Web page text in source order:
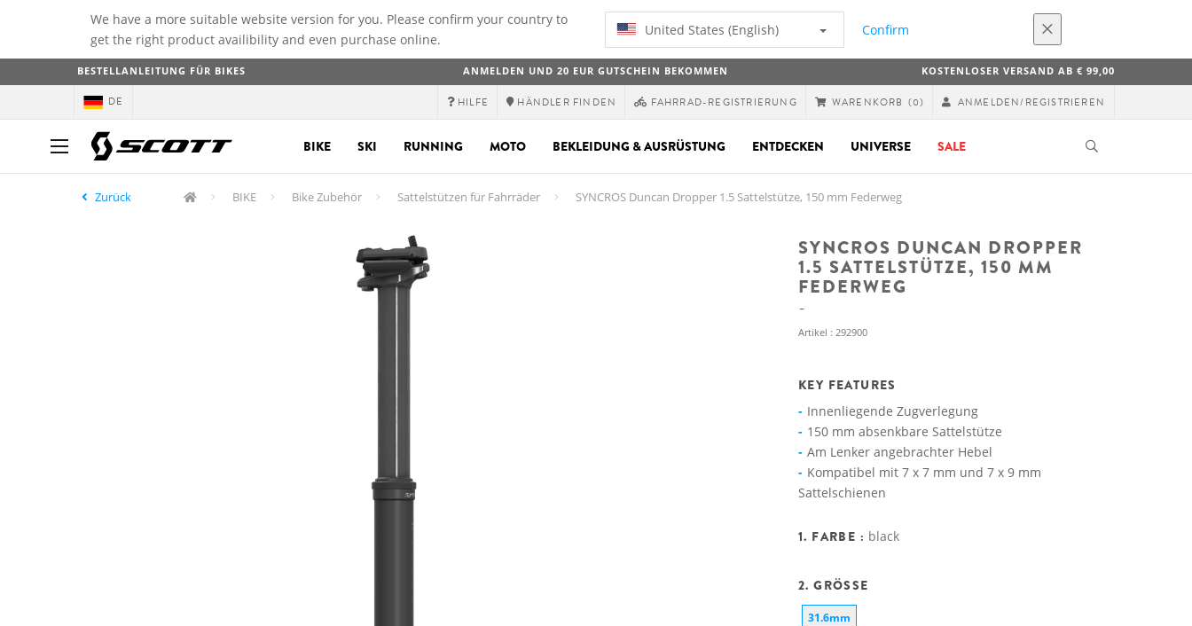
We have a more suitable website version for you. Please confirm your country to
get the right product availibility and even purchase online.
United States (English) Confirm
BESTELLANLEITUNG FÜR BIKES ANMELDEN UND 20 EUR GUTSCHEIN BEKOMMEN KOSTENLOSER VERSAND AB € 99,00
DE HILFE HÄNDLER FINDEN FAHRRAD-REGISTRIERUNG WARENKORB (0) ANMELDEN/REGISTRIEREN
BIKE SKI RUNNING MOTO BEKLEIDUNG & AUSRÜSTUNG ENTDECKEN UNIVERSE SALE
Zurück BIKE Bike Zubehör Sattelstützen für Fahrräder SYNCROS Duncan Dropper 1.5 Sattelstütze, 150 mm Federweg
SYNCROS DUNCAN DROPPER
1.5 SATTELSTÜTZE, 150 MM
FEDERWEG
Artikel : 292900
KEY FEATURES
Innenliegende Zugverlegung
150 mm absenkbare Sattelstütze
Am Lenker angebrachter Hebel
Kompatibel mit 7 x 7 mm und 7 x 9 mm
Sattelschienen
1. FARBE : black
2. GRÖSSE
31.6mm